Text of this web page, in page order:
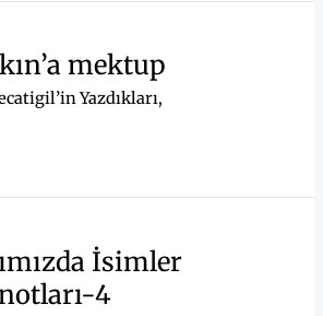
mektup
Yazdıkları,
İsimler
4